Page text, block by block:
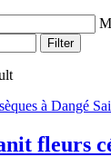
Filter
fleurs